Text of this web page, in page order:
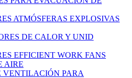
ATMÓSFERAS EXPLOSIVAS
DE CALOR Y UNID
EFFICIENT WORK FANS
AIRE
VENTILACIÓN PARA